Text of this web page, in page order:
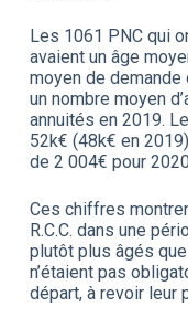
Les 1061 PNC qui
avaient un âge
moyen de
un nombre moyen
annuités en 2019.
52k€ (48k€ en
de 2 004€ pour
Ces chiffres
R.C.C. dans une
plutôt plus âgés
n’étaient pas
départ, à revoir leur